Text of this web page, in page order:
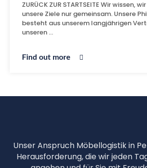
ZURÜCK ZUR STARTSEITE Wir wissen,
unsere Ziele nur gemeinsam. Unsere
besteht aus unserem langjährigen
unseren …
Find out more
Unser Anspruch Möbellogistik in
Herausforderung, die wir jeden